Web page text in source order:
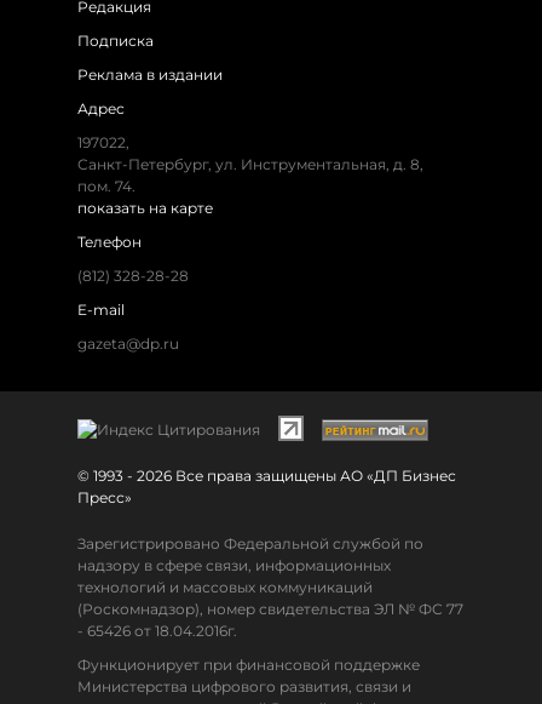
Редакция
Подписка
Реклама в издании
Адрес
197022,
Санкт-Петербург, ул. Инструментальная, д. 8,
пом. 74.
показать на карте
Телефон
(812) 328-28-28
E-mail
gazeta@dp.ru
© 1993 - 2026 Все права защищены АО «ДП Бизнес
Пресс»
Зарегистрировано Федеральной службой по
надзору в сфере связи, информационных
технологий и массовых коммуникаций
(Роскомнадзор), номер свидетельства ЭЛ № ФС 77
- 65426 от 18.04.2016г.
Функционирует при финансовой поддержке
Министерства цифрового развития, связи и